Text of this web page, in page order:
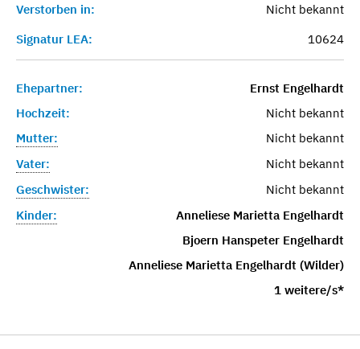
Verstorben in:
Nicht bekannt
Signatur LEA:
10624
Ehepartner:
Ernst Engelhardt
Hochzeit:
Nicht bekannt
Mutter:
Nicht bekannt
Vater:
Nicht bekannt
Geschwister:
Nicht bekannt
Kinder:
Anneliese Marietta Engelhardt
Bjoern Hanspeter Engelhardt
Anneliese Marietta Engelhardt (Wilder)
1 weitere/s*